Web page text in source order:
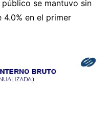
público se mantuvo sin
en el primer